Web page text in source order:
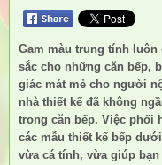
Gam màu trung tính
sắc cho những căn bếp,
giác mát mẻ cho người
nhà thiết kế đã không
trong căn bếp. Việc phối
các mẫu thiết kế bếp
vừa cá tính, vừa giúp